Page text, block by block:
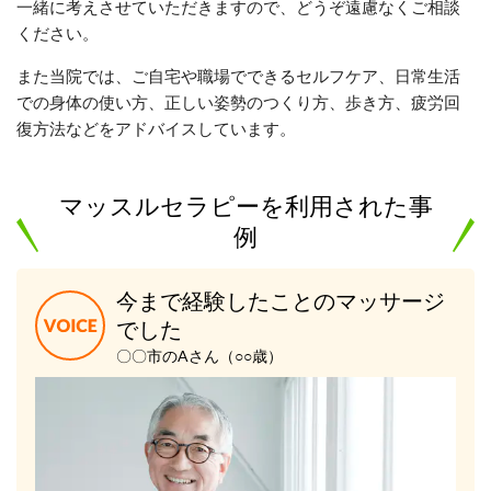
一緒に考えさせていただきますので、どうぞ遠慮なくご相談
ください。
また当院では、ご自宅や職場でできるセルフケア、日常生活
での身体の使い方、正しい姿勢のつくり方、歩き方、疲労回
復方法などをアドバイスしています。
マッスルセラピーを利用された事
例
今まで経験したことのマッサージ
でした
〇〇市のAさん（○○歳）